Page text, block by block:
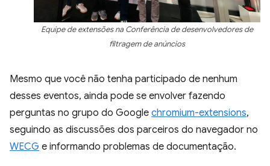
Equipe de extensões na Conferência de desenvolvedores de
filtragem de anúncios
Mesmo que você não tenha participado de nenhum
desses eventos, ainda pode se envolver fazendo
perguntas no grupo do Google chromium-extensions,
seguindo as discussões dos parceiros do navegador no
WECG e informando problemas de documentação.